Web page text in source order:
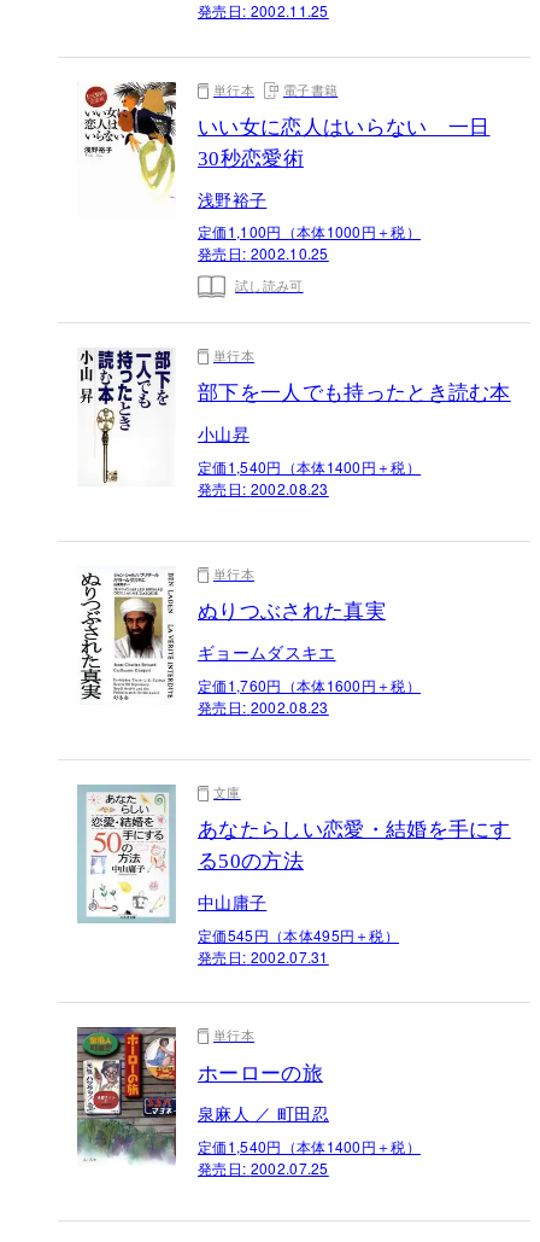
発売日: 2002.11.25
単行本 電子書籍
いい女に恋人はいらない 一日
30秒恋愛術
浅野裕子
定価1,100円（本体1000円＋税）
発売日: 2002.10.25
試し読み可
単行本
部下を一人でも持ったとき読む本
小山昇
定価1,540円（本体1400円＋税）
発売日: 2002.08.23
単行本
ぬりつぶされた真実
ギョームダスキエ
定価1,760円（本体1600円＋税）
発売日: 2002.08.23
文庫
あなたらしい恋愛・結婚を手にす
る50の方法
中山庸子
定価545円（本体495円＋税）
発売日: 2002.07.31
単行本
ホーローの旅
泉麻人 ／ 町田忍
定価1,540円（本体1400円＋税）
発売日: 2002.07.25